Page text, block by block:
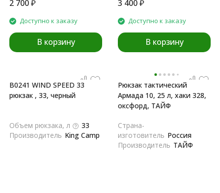
2 700₽
Доступно к заказу
В корзину
3 400₽
Доступно к заказу
В корзину
B0241 WIND SPEED 33
рюкзак , 33, черный
Объем рюкзака, л
33
Производитель King Camp
Рюкзак тактический
Армада 10, 25 л, хаки 328,
оксфорд, ТАЙФ
Страна-
изготовитель Россия
Производитель ТАЙФ